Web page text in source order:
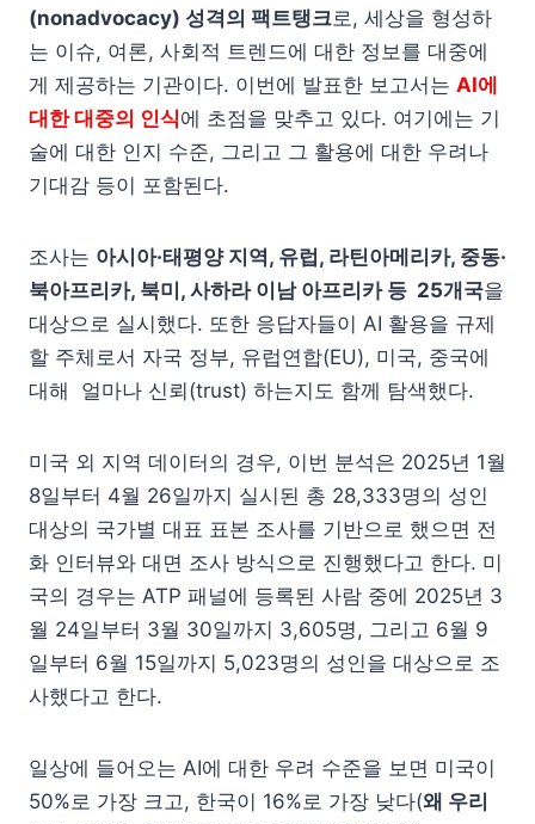
(nonadvocacy) 성격의 팩트탱크로, 세상을 형성하
는 이슈, 여론, 사회적 트렌드에 대한 정보를 대중에
게 제공하는 기관이다. 이번에 발표한 보고서는 AI에
대한 대중의 인식에 초점을 맞추고 있다. 여기에는 기
술에 대한 인지 수준, 그리고 그 활용에 대한 우려나
기대감 등이 포함된다.
조사는 아시아·태평양 지역, 유럽, 라틴아메리카, 중동·
북아프리카, 북미, 사하라 이남 아프리카 등 25개국을
대상으로 실시했다. 또한 응답자들이 AI 활용을 규제
할 주체로서 자국 정부, 유럽연합(EU), 미국, 중국에
대해 얼마나 신뢰(trust) 하는지도 함께 탐색했다.
미국 외 지역 데이터의 경우, 이번 분석은 2025년 1월
8일부터 4월 26일까지 실시된 총 28,333명의 성인
대상의 국가별 대표 표본 조사를 기반으로 했으면 전
화 인터뷰와 대면 조사 방식으로 진행했다고 한다. 미
국의 경우는 ATP 패널에 등록된 사람 중에 2025년 3
월 24일부터 3월 30일까지 3,605명, 그리고 6월 9
일부터 6월 15일까지 5,023명의 성인을 대상으로 조
사했다고 한다.
일상에 들어오는 AI에 대한 우려 수준을 보면 미국이
50%로 가장 크고, 한국이 16%로 가장 낮다(왜 우리